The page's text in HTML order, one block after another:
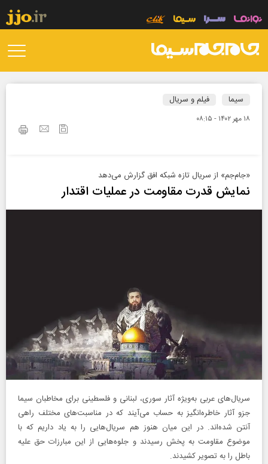
سیما فیلم و سریال
۱۸ مهر ۱۴۰۲ - ۰۸:۱۵
«جام‌جم» از سریال تازه شبکه افق گزارش می‌دهد
نمایش قدرت مقاومت در عملیات اقتدار
سریال‌های عربی به‌ویژه آثار سوری، لبنانی و فلسطینی برای مخاطبان سیما
جزو آثار خاطره‌انگیز به حساب می‌آیند که در مناسبت‌های مختلف راهی
آنتن شده‌اند. در این میان هنوز هم سریال‌هایی را به یاد داریم که با
موضوع مقاومت به پخش رسیدند و جلوه‌هایی از این مبارزات حق علیه
باطل را به تصویر کشیدند.